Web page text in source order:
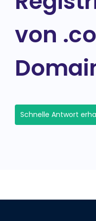
von
Schnelle Antwort